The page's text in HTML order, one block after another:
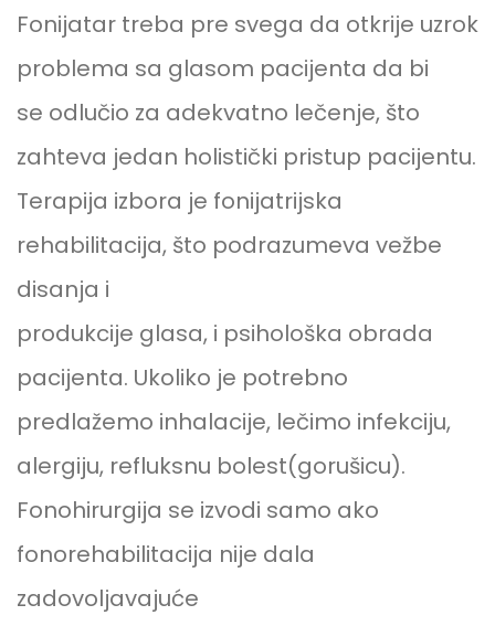
Fonijatar treba pre svega da otkrije uzrok
problema sa glasom pacijenta da bi
se odlučio za adekvatno lečenje, što
zahteva jedan holistički pristup pacijentu.
Terapija izbora je fonijatrijska
rehabilitacija, što podrazumeva vežbe
disanja i
produkcije glasa, i psihološka obrada
pacijenta. Ukoliko je potrebno
predlažemo inhalacije, lečimo infekciju,
alergiju, refluksnu bolest(gorušicu).
Fonohirurgija se izvodi samo ako
fonorehabilitacija nije dala
zadovoljavajuće